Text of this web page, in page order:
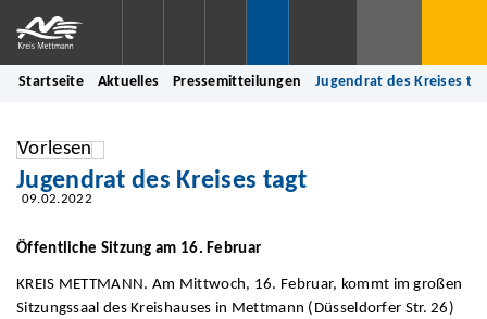
Startseite Aktuelles Pressemitteilungen Jugendrat des Kreises
Vorlesen
Jugendrat des Kreises tagt
09.02.2022
Öffentliche Sitzung am 16. Februar
KREIS METTMANN. Am Mittwoch, 16. Februar, kommt im großen
Sitzungssaal des Kreishauses in Mettmann (Düsseldorfer Str. 26)